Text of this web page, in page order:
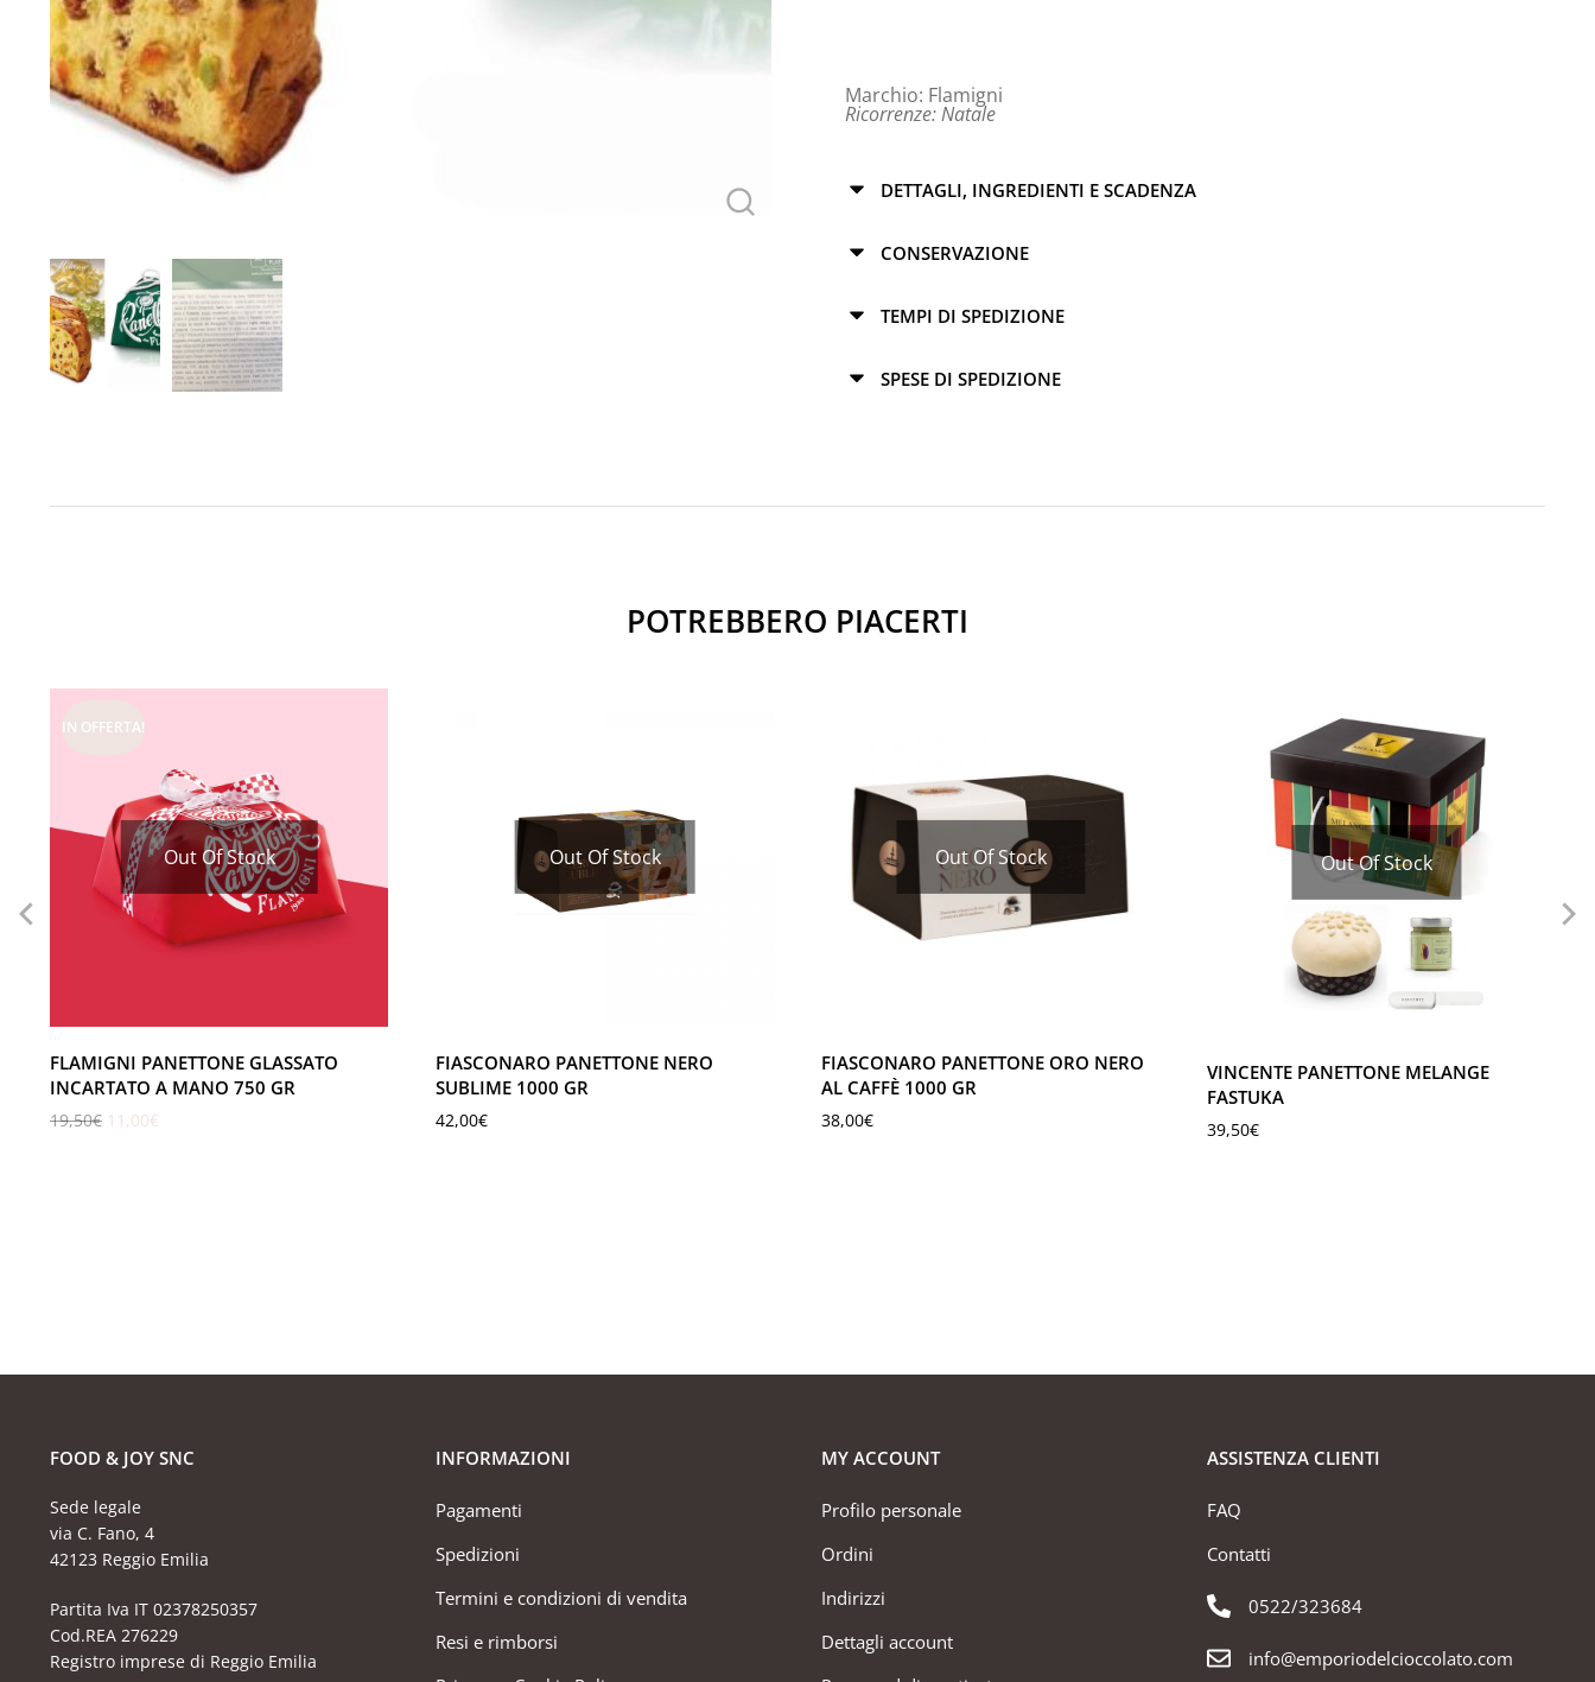
Marchio: Flamigni
Ricorrenze:Natale
DETTAGLI, INGREDIENTI E SCADENZA
CONSERVAZIONE
TEMPI DI SPEDIZIONE
SPESE DI SPEDIZIONE
POTREBBERO PIACERTI
IN OFFERTA!
Out Of Stock
FLAMIGNI PANETTONE GLASSATO
INCARTATO A MANO 750 GR
19,50€ 11,00€
Out Of Stock
FIASCONARO PANETTONE NERO
SUBLIME 1000 GR
42,00€
Out Of Stock
FIASCONARO PANETTONE ORO NERO
AL CAFFÈ 1000 GR
38,00€
Out Of Stock
VINCENTE PANETTONE MELANGE
FASTUKA
39,50€
FOOD & JOY SNC
Sede legale
via C. Fano, 4
42123 Reggio Emilia
Partita Iva IT 02378250357
Cod.REA 276229
Registro imprese di Reggio Emilia
INFORMAZIONI
Pagamenti
Spedizioni
Termini e condizioni di vendita
Resi e rimborsi
MY ACCOUNT
Profilo personale
Ordini
Indirizzi
Dettagli account
ASSISTENZA CLIENTI
FAQ
Contatti
0522/323684
info@emporiodelcioccolato.com